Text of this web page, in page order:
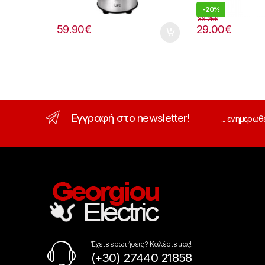
59.90€
-20%
29.00€
36.25€
Εγγραφή στο newsletter! ...
Έχετε ερωτήσεις ? Καλέστε μας!
(+30) 27440 21858